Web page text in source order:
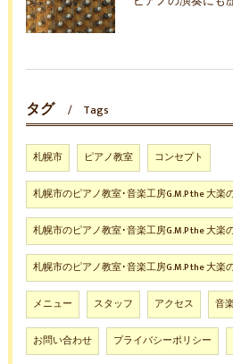
タグ Tags
札幌市 ピアノ教室 コンセプト
札幌市のピアノ教室･音楽工房G.M.P the 大楽
札幌市のピアノ教室･音楽工房G.M.P the 大楽
札幌市のピアノ教室･音楽工房G.M.P the 大楽
メニュー スタッフ アクセス 音
お問い合わせ プライバシーポリシー